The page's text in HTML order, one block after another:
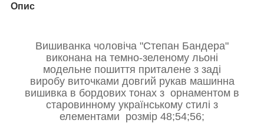
Опис
Вишиванка чоловіча "Степан Бандера"
виконана на темно-зеленому льоні
модельне пошиття приталене з заді
виробу виточками довгий рукав машинна
вишивка в бордових тонах з орнаментом в
старовинному українському стилі з
елементами розмір 48;54;56;